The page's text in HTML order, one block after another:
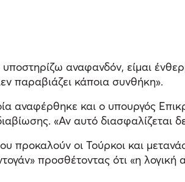
αναφανδόν, είμαι
παραβιάζει κάποια συνθήκη».
αναφέρθηκε και ο υπουργός
«Αν αυτό διασφαλίζεται
οι Τούρκοι και
προσθέτοντας ότι «η